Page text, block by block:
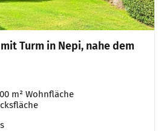
Turm in Nepi, nahe dem
m² Wohnfläche